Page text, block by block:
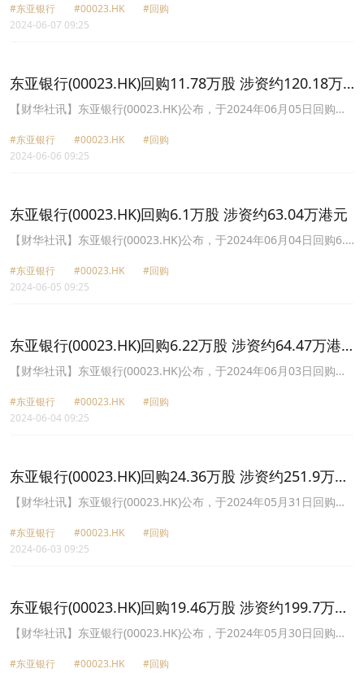
港元。
#东亚银行 #00023.HK
#回购
2024-06-07 09:25
东亚银行(00023.HK)回购11.78万股 涉资约120.18万
港元
【财华社讯】东亚银行(00023.HK)公布，于2024年06月05日回购
万港元。
#东亚银行 #00023.HK
#回购
2024-06-06 09:25
东亚银行(00023.HK)回购6.1万股 涉资约63.04万港元
【财华社讯】东亚银行(00023.HK)公布，于2024年06月04日回购6.1
元。
#东亚银行 #00023.HK
#回购
2024-06-05 09:25
东亚银行(00023.HK)回购6.22万股 涉资约64.47万港
元
【财华社讯】东亚银行(00023.HK)公布，于2024年06月03日回购
港元。
#东亚银行 #00023.HK
#回购
2024-06-04 09:25
东亚银行(00023.HK)回购24.36万股 涉资约251.9万港
元
【财华社讯】东亚银行(00023.HK)公布，于2024年05月31日回购
港元。
#东亚银行 #00023.HK
#回购
2024-06-03 09:25
东亚银行(00023.HK)回购19.46万股 涉资约199.7万港
元
【财华社讯】东亚银行(00023.HK)公布，于2024年05月30日回购
港元。
#东亚银行 #00023.HK
#回购